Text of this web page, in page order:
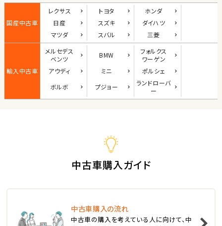
ダイハツ
コペン
2
ロードスター
ホンダ
S660
1位
国産中古車
レクサス トヨタ
ホンダ
日産
スズキ
ダイハツ
マツダ
スバル 三菱
輸入中古車
メルセデス
ベンツ
BMW
フォルクス
ワーゲン
アウディ
ミニ
ポルシェ
ボルボ
プジョー ランドローバ
ー
中古車購入ガイド
中古車購入の流れ
中古車の購入を考えている人に向けて、中